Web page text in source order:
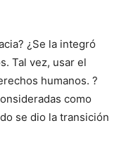
¿Se la integró
Tal vez, usar el
humanos. ?
como
se dio la transición